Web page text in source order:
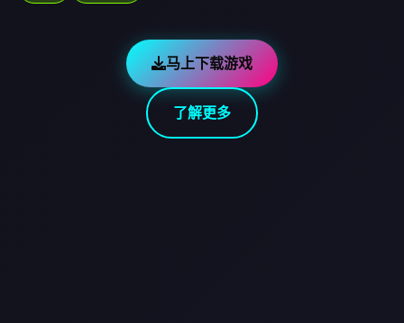
马上下载游戏
了解更多